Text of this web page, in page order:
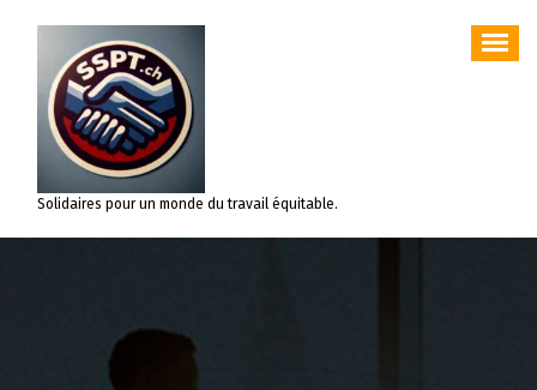
contenu
Solidaires pour un monde du travail équitable.